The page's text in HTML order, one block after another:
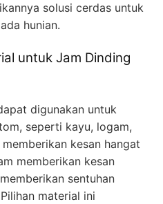
solusi cerdas untuk
hunian.
untuk Jam Dinding
digunakan untuk
seperti kayu, logam,
kesan hangat
memberikan kesan
sentuhan
material ini